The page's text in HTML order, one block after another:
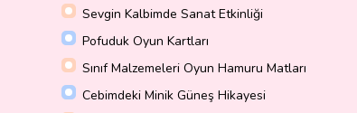
Sevgin Kalbimde Sanat Etkinliği
Pofuduk Oyun Kartları
Sınıf Malzemeleri Oyun Hamuru Matları
Cebimdeki Minik Güneş Hikayesi